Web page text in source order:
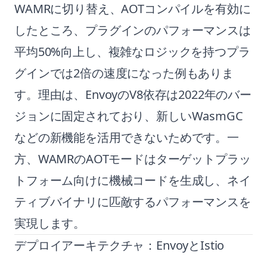
WAMRに切り替え、AOTコンパイルを有効に
したところ、プラグインのパフォーマンスは
平均50%向上し、複雑なロジックを持つプラ
グインでは2倍の速度になった例もありま
す。理由は、EnvoyのV8依存は2022年のバー
ジョンに固定されており、新しいWasmGC
などの新機能を活用できないためです。一
方、WAMRのAOTモードはターゲットプラッ
トフォーム向けに機械コードを生成し、ネイ
ティブバイナリに匹敵するパフォーマンスを
実現します。
デプロイアーキテクチャ：EnvoyとIstio